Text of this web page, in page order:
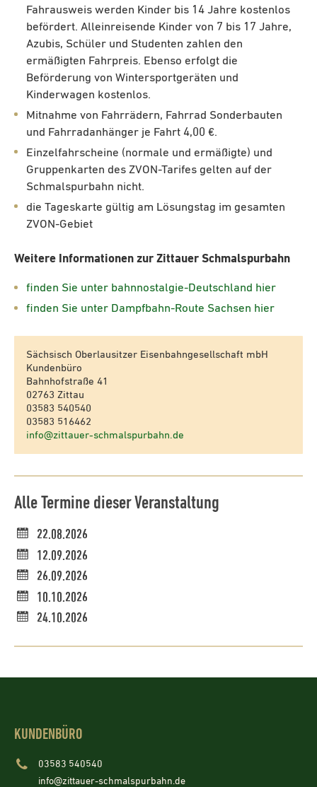
Fahrausweis werden Kinder bis 14 Jahre kostenlos
befördert. Alleinreisende Kinder von 7 bis 17 Jahre,
Azubis, Schüler und Studenten zahlen den
ermäßigten Fahrpreis. Ebenso erfolgt die
Beförderung von Wintersportgeräten und
Kinderwagen kostenlos.
Mitnahme von Fahrrädern, Fahrrad Sonderbauten
und Fahrradanhänger je Fahrt 4,00 €.
Einzelfahrscheine (normale und ermäßigte) und
Gruppenkarten des ZVON-Tarifes gelten auf der
Schmalspurbahn nicht.
die Tageskarte gültig am Lösungstag im gesamten
ZVON-Gebiet
Weitere Informationen zur Zittauer Schmalspurbahn
finden Sie unter bahnnostalgie-Deutschland hier
finden Sie unter Dampfbahn-Route Sachsen hier
Sächsisch Oberlausitzer Eisenbahngesellschaft mbH
Kundenbüro
Bahnhofstraße 41
02763 Zittau
03583 540540
03583 516462
info@zittauer-schmalspurbahn.de
Alle Termine dieser Veranstaltung
22.08.2026
12.09.2026
26.09.2026
10.10.2026
24.10.2026
KUNDENBÜRO
03583 540540
info@zittauer-schmalspurbahn.de